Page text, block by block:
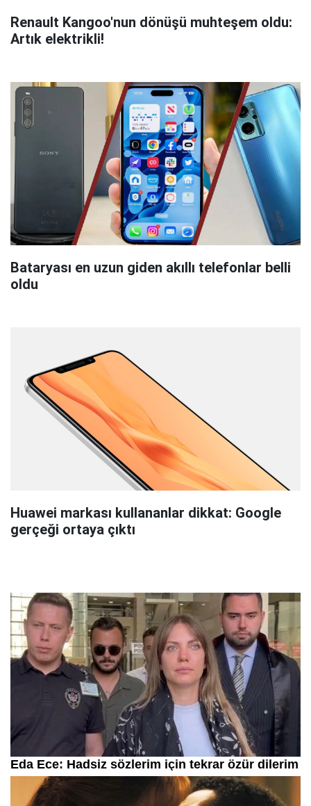
Renault Kangoo'nun dönüşü muhteşem oldu:
Artık elektrikli!
Bataryası en uzun giden akıllı telefonlar belli
oldu
Huawei markası kullananlar dikkat: Google
gerçeği ortaya çıktı